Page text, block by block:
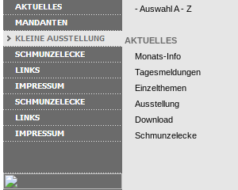
- Auswahl A - Z
AKTUELLES
Monats-Info
Tagesmeldungen
Einzelthemen
Ausstellung
Download
Schmunzelecke